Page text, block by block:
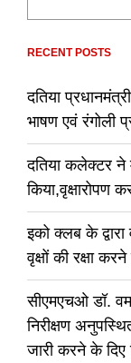
RECENT POSTS
दतिया
भाषण एवं रंगोली
दतिया कलेक्टर ने
किया,वृक्षारोपण
इको क्लब के द्वारा
वृक्षों की रक्षा
सीएमएचओ डॉ.
निरीक्षण
जारी करने के दिए